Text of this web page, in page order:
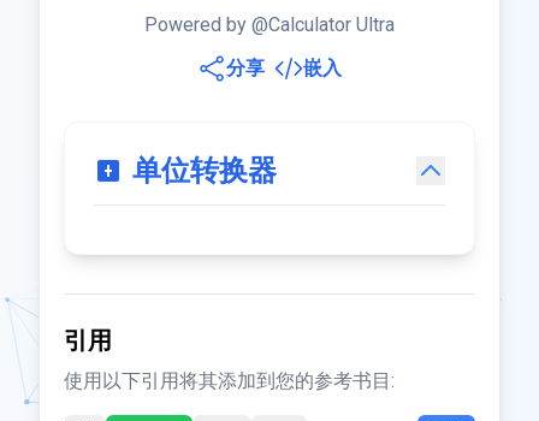
Powered by @Calculator Ultra
分享
嵌入
单位转换器
引用
使用以下引用将其添加到您的参考书目: